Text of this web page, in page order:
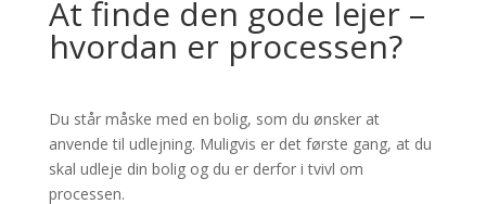
At finde den gode lejer –
hvordan er processen?
Du står måske med en bolig, som du ønsker at
anvende til udlejning. Muligvis er det første gang, at du
skal udleje din bolig og du er derfor i tvivl om
processen.